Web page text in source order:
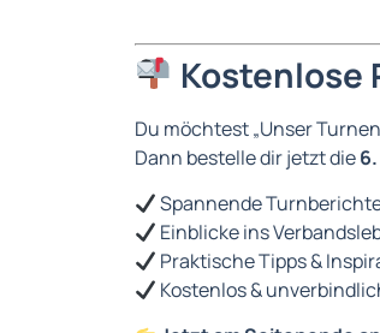
Kostenlose
Du möchtest „Unser
Dann bestelle dir jetzt die
Spannende
Einblicke ins
Praktische Tipps &
Kostenlos &